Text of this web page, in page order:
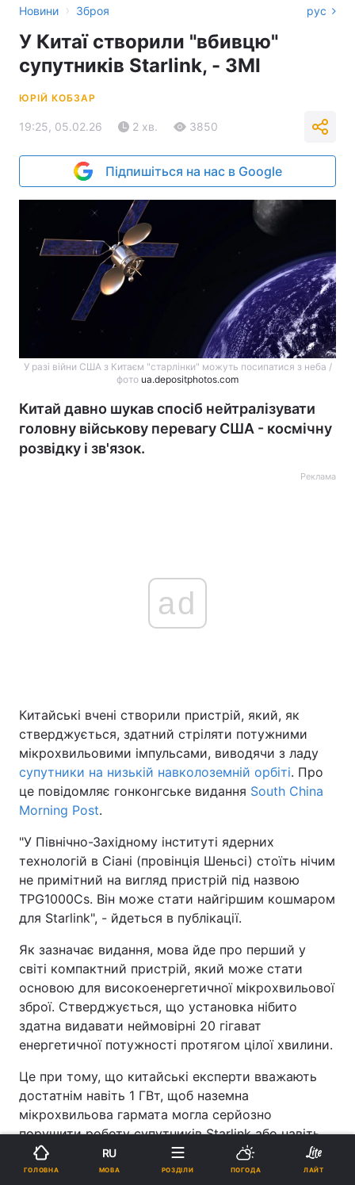
Новини › Зброя рус
У Китаї створили "вбивцю"
супутників Starlink, - ЗМІ
ЮРІЙ КОБЗАР
19:25, 05.02.26 2 хв. 3850
Підпишіться на нас в Google
У разі війни США з Китаєм "старлінки" можуть посипатися з неба /
фото ua.depositphotos.com
Китай давно шукав спосіб нейтралізувати
головну військову перевагу США - космічну
розвідку і зв'язок.
Реклама
ad
Китайські вчені створили пристрій, який, як
стверджується, здатний стріляти потужними
мікрохвильовими імпульсами, виводячи з ладу
супутники на низькій навколоземній орбіті. Про
це повідомляє гонконгське видання South China
Morning Post.
"У Північно-Західному інституті ядерних
технологій в Сіані (провінція Шеньсі) стоїть нічим
не примітний на вигляд пристрій під назвою
TPG1000Cs. Він може стати найгіршим кошмаром
для Starlink", - йдеться в публікації.
Як зазначає видання, мова йде про перший у
світі компактний пристрій, який може стати
основою для високоенергетичної мікрохвильової
зброї. Стверджується, що установка нібито
здатна видавати неймовірні 20 гігават
енергетичної потужності протягом цілої хвилини.
Це при тому, що китайські експерти вважають
достатнім навіть 1 ГВт, щоб наземна
мікрохвильова гармата могла серйозно
порушити роботу супутників Starlink або навіть
пошкодити їх.
ГОЛОВНА
RU
МОВА РОЗДІЛИ ПОГОДА ЛАЙТ